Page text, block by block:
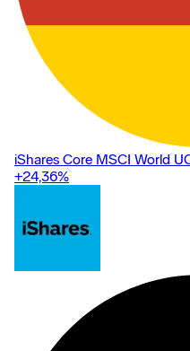
iShares Core MSCI World
+24,36%